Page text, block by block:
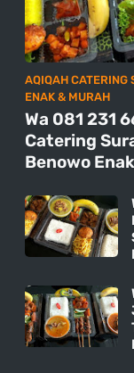
AQIQAH CATERING
ENAK & MURAH
Wa 081 231
Catering
Benowo